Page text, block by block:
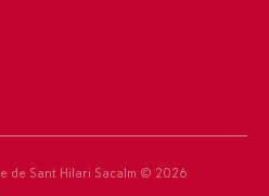
de Sant Hilari Sacalm © 2026